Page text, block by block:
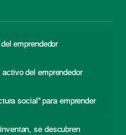
emprendedor
del emprendedor
social” para emprender
se descubren